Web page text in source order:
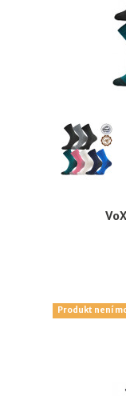
Produkt není